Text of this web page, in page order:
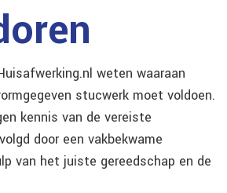
weten waaraan
stucwerk moet voldoen.
kennis van de vereiste
door een vakbekwame
van het juiste gereedschap en de